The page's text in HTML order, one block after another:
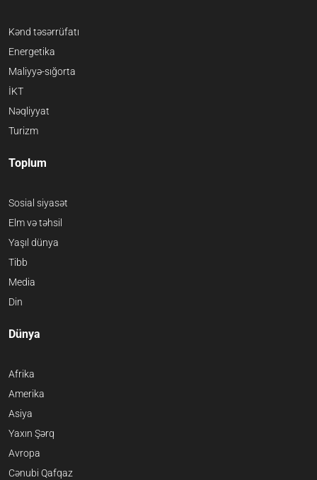
Kənd təsərrüfatı
Energetika
Maliyyə-sığorta
İKT
Nəqliyyat
Turizm
Toplum
Sosial siyasət
Elm və təhsil
Yaşıl dünya
Tibb
Media
Din
Dünya
Afrika
Amerika
Asiya
Yaxın Şərq
Avropa
Cənubi Qafqaz